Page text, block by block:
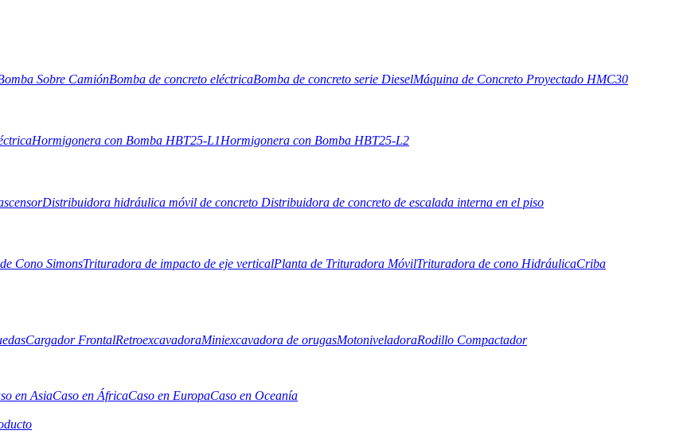
Sobre CamiónBomba de concreto eléctricaBomba de concreto serie DieselMáquina de Concreto Proyectado HMC30
Hormigonera con Bomba HBT25-L1Hormigonera con Bomba HBT25-L2
Distribuidora hidráulica móvil de concreto Distribuidora de concreto de escalada interna en el piso
Cono SimonsTrituradora de impacto de eje verticalPlanta de Trituradora MóvilTrituradora de cono HidráulicaCriba
Cargador FrontalRetroexcavadoraMiniexcavadora de orugasMotoniveladoraRodillo Compactador
en AsiaCaso en ÁfricaCaso en EuropaCaso en Oceanía